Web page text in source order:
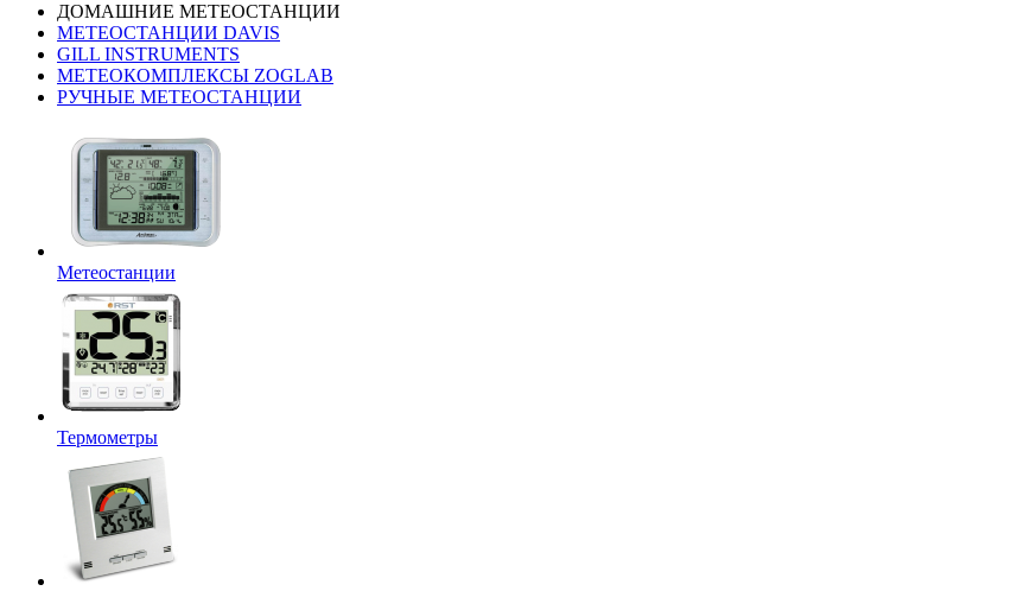
ДОМАШНИЕ МЕТЕОСТАНЦИИ
МЕТЕОСТАНЦИИ DAVIS
GILL INSTRUMENTS
МЕТЕОКОМПЛЕКСЫ ZOGLAB
РУЧНЫЕ МЕТЕОСТАНЦИИ
Метеостанции
Термометры